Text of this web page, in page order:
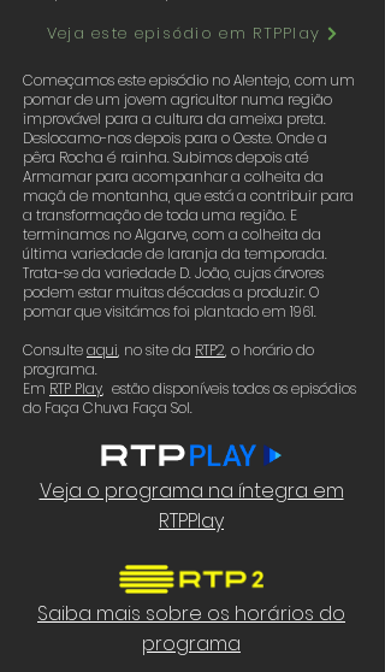
Veja este episódio em RTPPlay
Começamos este episódio no Alentejo, com um
pomar de um jovem agricultor numa região
improvável para a cultura da ameixa preta.
Deslocamo-nos depois para o Oeste. Onde a
pêra Rocha é rainha. Subimos depois até
Armamar para acompanhar a colheita da
maçã de montanha, que está a contribuir para
a transformação de toda uma região. E
terminamos no Algarve, com a colheita da
última variedade de laranja da temporada.
Trata-se da variedade D. João, cujas árvores
podem estar muitas décadas a produzir. O
pomar que visitámos foi plantado em 1961.
Consulteaqui, no site da RTP2, o horário do
programa.
Em RTP Play, estão disponíveis todos os episódios
do Faça Chuva Faça Sol.
Veja o programa na íntegra em
RTPPlay
Saiba mais sobre os horários do
programa